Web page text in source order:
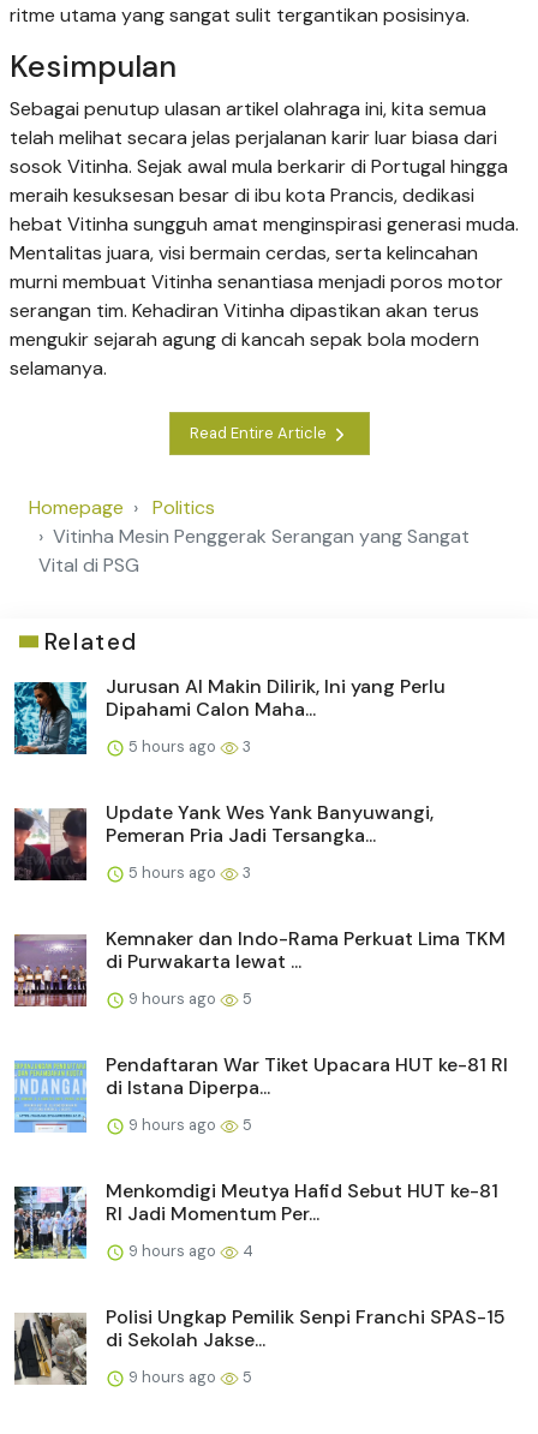
ritme utama yang sangat sulit tergantikan posisinya.
Kesimpulan
Sebagai penutup ulasan artikel olahraga ini, kita semua
telah melihat secara jelas perjalanan karir luar biasa dari
sosok Vitinha. Sejak awal mula berkarir di Portugal hingga
meraih kesuksesan besar di ibu kota Prancis, dedikasi
hebat Vitinha sungguh amat menginspirasi generasi muda.
Mentalitas juara, visi bermain cerdas, serta kelincahan
murni membuat Vitinha senantiasa menjadi poros motor
serangan tim. Kehadiran Vitinha dipastikan akan terus
mengukir sejarah agung di kancah sepak bola modern
selamanya.
Read Entire Article
Homepage
Politics
Vitinha Mesin Penggerak Serangan yang Sangat
Vital di PSG
Related
Jurusan AI Makin Dilirik, Ini yang Perlu
Dipahami Calon Maha...
5 hours ago 3
Update Yank Wes Yank Banyuwangi,
Pemeran Pria Jadi Tersangka...
5 hours ago 3
Kemnaker dan Indo-Rama Perkuat Lima TKM
di Purwakarta lewat ...
9 hours ago 5
Pendaftaran War Tiket Upacara HUT ke-81 RI
di Istana Diperpa...
9 hours ago 5
Menkomdigi Meutya Hafid Sebut HUT ke-81
RI Jadi Momentum Per...
9 hours ago 4
Polisi Ungkap Pemilik Senpi Franchi SPAS-15
di Sekolah Jakse...
9 hours ago 5